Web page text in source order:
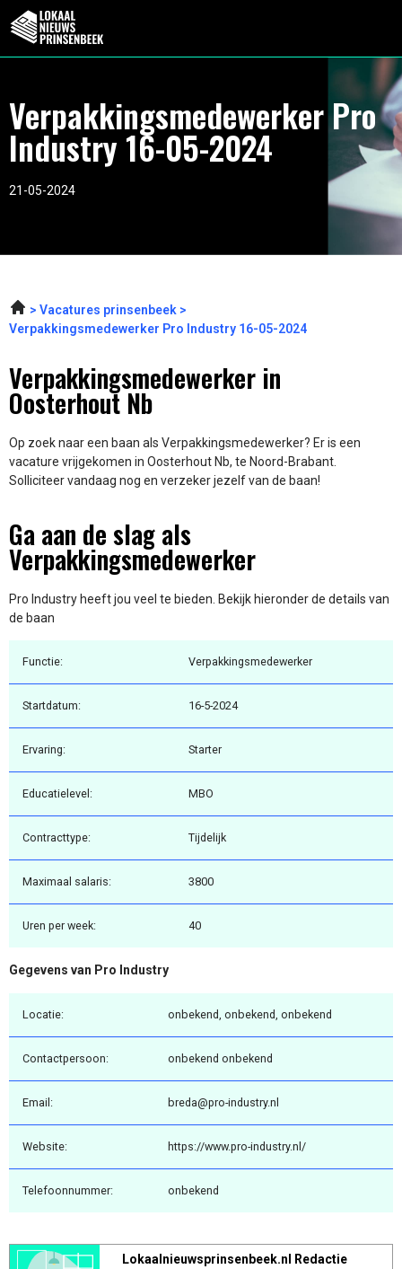
Verpakkingsmedewerker Pro
Industry 16-05-2024
21-05-2024
Vacatures prinsenbeek
Verpakkingsmedewerker Pro Industry 16-05-2024
Verpakkingsmedewerker in
Oosterhout Nb
Op zoek naar een baan als Verpakkingsmedewerker? Er is een
vacature vrijgekomen in Oosterhout Nb, te Noord-Brabant.
Solliciteer vandaag nog en verzeker jezelf van de baan!
Ga aan de slag als
Verpakkingsmedewerker
Pro Industry heeft jou veel te bieden. Bekijk hieronder de details van
de baan
Functie: Verpakkingsmedewerker
Startdatum: 16-5-2024
Ervaring: Starter
Educatielevel: MBO
Contracttype: Tijdelijk
Maximaal salaris: 3800
Uren per week: 40
Gegevens van Pro Industry
Locatie: onbekend, onbekend, onbekend
Contactpersoon: onbekend onbekend
Email: breda@pro-industry.nl
Website: https://www.pro-industry.nl/
Telefoonnummer: onbekend
Lokaalnieuwsprinsenbeek.nl Redactie